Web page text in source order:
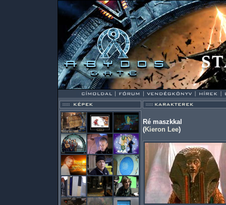
Ré maszkkal
(Kieron Lee)